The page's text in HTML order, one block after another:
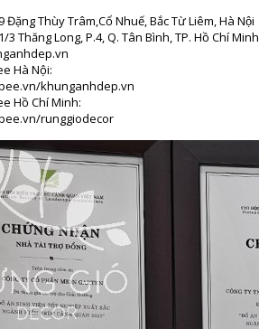
Đặng Thùy Trâm,Cổ Nhuế, Bắc Từ Liêm, Hà Nội
3 Thăng Long, P.4, Q. Tân Bình, TP. Hồ Chí Minh
Hà Nội:
khunganhdep.vn
Hồ Chí Minh:
runggiodecor